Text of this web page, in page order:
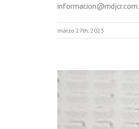
informacion@mdjcr.com.
marzo 27th, 2023